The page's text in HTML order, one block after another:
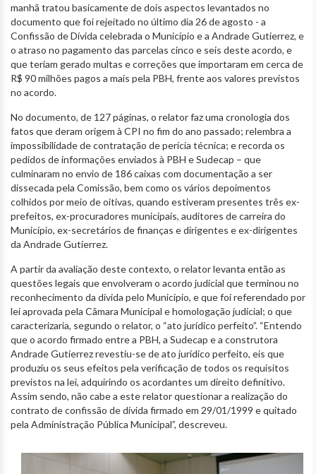
manhã tratou basicamente de dois aspectos levantados no
documento que foi rejeitado no último dia 26 de agosto - a
Confissão de Dívida celebrada o Município e a Andrade Gutierrez, e
o atraso no pagamento das parcelas cinco e seis deste acordo, e
que teriam gerado multas e correções que importaram em cerca de
R$ 90 milhões pagos a mais pela PBH, frente aos valores previstos
no acordo.
No documento, de 127 páginas, o relator faz uma cronologia dos
fatos que deram origem à CPI no fim do ano passado; relembra a
impossibilidade de contratação de perícia técnica; e recorda os
pedidos de informações enviados à PBH e Sudecap – que
culminaram no envio de 186 caixas com documentação a ser
dissecada pela Comissão, bem como os vários depoimentos
colhidos por meio de oitivas, quando estiveram presentes três ex-
prefeitos, ex-procuradores municipais, auditores de carreira do
Município, ex-secretários de finanças e dirigentes e ex-dirigentes
da Andrade Gutierrez.
A partir da avaliação deste contexto, o relator levanta então as
questões legais que envolveram o acordo judicial que terminou no
reconhecimento da dívida pelo Município, e que foi referendado por
lei aprovada pela Câmara Municipal e homologação judicial; o que
caracterizaria, segundo o relator, o “ato jurídico perfeito”. “Entendo
que o acordo firmado entre a PBH, a Sudecap e a construtora
Andrade Gutierrez revestiu-se de ato jurídico perfeito, eis que
produziu os seus efeitos pela verificação de todos os requisitos
previstos na lei, adquirindo os acordantes um direito definitivo.
Assim sendo, não cabe a este relator questionar a realização do
contrato de confissão de dívida firmado em 29/01/1999 e quitado
pela Administração Pública Municipal”, descreveu.